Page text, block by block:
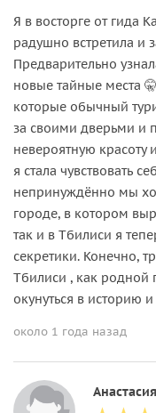
Я в восторге от гида
радушно встретила и
Предварительно
новые тайные места
которые обычный
за своими дверьми и
невероятную красоту
я стала чувствовать
непринуждённо мы
городе, в котором
так и в Тбилиси я
секретики. Конечно,
Тбилиси , как родной
окунуться в историю
около 1 года назад